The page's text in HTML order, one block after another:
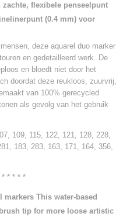
zachte, flexibele penseelpunt
(0.4 mm) voor
deze aquarel duo marker
en gedetailleerd werk. De
en bloedt niet door het
doordat deze reukloos, zuurvrij,
van 100% gerecycled
als gevolg van het gebruik
109, 115, 122, 121, 128, 228,
183, 283, 163, 171, 164, 356,
* * * *
markers This water-based
tip for more loose artistic